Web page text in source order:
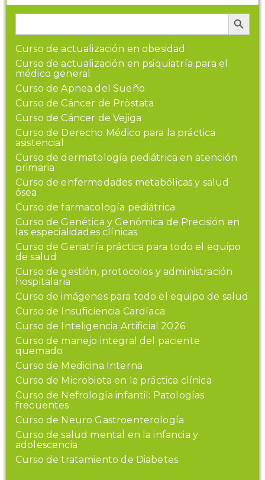
Buscar: Botón de
Curso de actualización en obesidad
Curso de actualización en psiquiatría para el
médico general
Curso de Apnea del Sueño
Curso de Cáncer de Próstata
Curso de Cáncer de Vejiga
Curso de Derecho Médico para la práctica
asistencial
Curso de dermatología pediátrica en atención
primaria
Curso de enfermedades metabólicas y salud
ósea
Curso de farmacología pediátrica
Curso de Genética y Genómica de Precisión en
las especialidades clínicas
Curso de Geriatría práctica para todo el equipo
de salud
Curso de gestión, protocolos y administración
hospitalaria
Curso de imágenes para todo el equipo de salud
Curso de Insuficiencia Cardíaca
Curso de Inteligencia Artificial 2026
Curso de manejo integral del paciente
quemado
Curso de Medicina Interna
Curso de Microbiota en la práctica clínica
Curso de Nefrología infantil: Patologías
frecuentes
Curso de Neuro Gastroenterología
Curso de salud mental en la infancia y
adolescencia
Curso de tratamiento de Diabetes